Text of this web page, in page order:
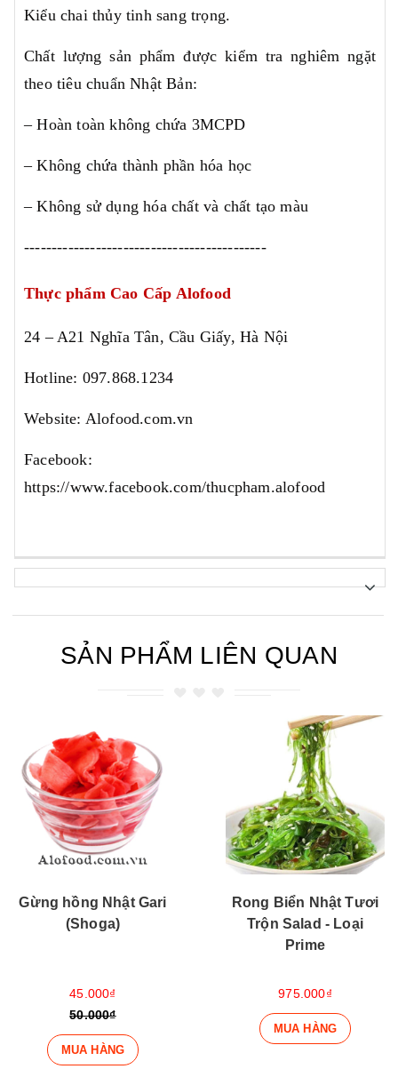
Kiểu chai thủy tinh sang trọng.
Chất lượng sản phẩm được kiểm tra nghiêm ngặt
theo tiêu chuẩn Nhật Bản:
– Hoàn toàn không chứa 3MCPD
– Không chứa thành phần hóa học
– Không sử dụng hóa chất và chất tạo màu
--------------------------------------------
Thực phẩm Cao Cấp Alofood
24 – A21 Nghĩa Tân, Cầu Giấy, Hà Nội
Hotline: 097.868.1234
Website: Alofood.com.vn
Facebook:
https://www.facebook.com/thucpham.alofood
SẢN PHẨM LIÊN QUAN
Gừng hồng Nhật Gari
(Shoga)
45.000₫
50.000₫
MUA HÀNG
Rong Biển Nhật Tươi
Trộn Salad - Loại
Prime
975.000₫
MUA HÀNG